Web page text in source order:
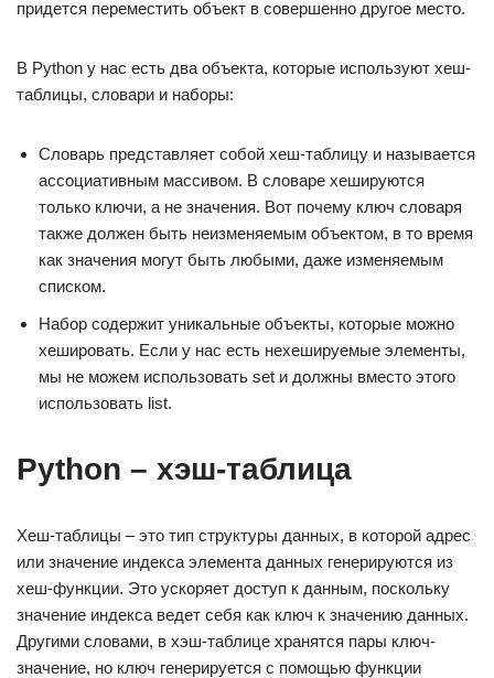
придется переместить объект в совершенно другое место.
В Python у нас есть два объекта, которые используют хеш-
таблицы, словари и наборы:
Словарь представляет собой хеш-таблицу и называется
ассоциативным массивом. В словаре хешируются
только ключи, а не значения. Вот почему ключ словаря
также должен быть неизменяемым объектом, в то время
как значения могут быть любыми, даже изменяемым
списком.
Набор содержит уникальные объекты, которые можно
хешировать. Если у нас есть нехешируемые элементы,
мы не можем использовать set и должны вместо этого
использовать list.
Python – хэш-таблица
Хеш-таблицы – это тип структуры данных, в которой адрес
или значение индекса элемента данных генерируются из
хеш-функции. Это ускоряет доступ к данным, поскольку
значение индекса ведет себя как ключ к значению данных.
Другими словами, в хэш-таблице хранятся пары ключ-
значение, но ключ генерируется с помощью функции